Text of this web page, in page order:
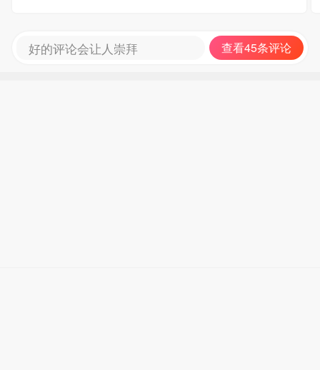
好的评论会让人崇拜 查看45条评论